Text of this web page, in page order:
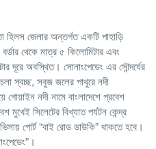
হিলস জেলার অন্তর্গত একটি পাহাড়ি
থেকে মাত্র ৫ কিলোমিটার এবং
দূরে অবস্থিত। সোনাংপেডেং এর সৌন্দর্যের
স্বচ্ছ, সবুজ জলের পাথুরে নদী
নদী নামে বাংলাদেশে প্রবেশ
মুখেই সিলেটের বিখ্যাত পর্যটন কেন্দ্র
পোর্ট “বাই রোড ডাউকি” থাকতে হবে।